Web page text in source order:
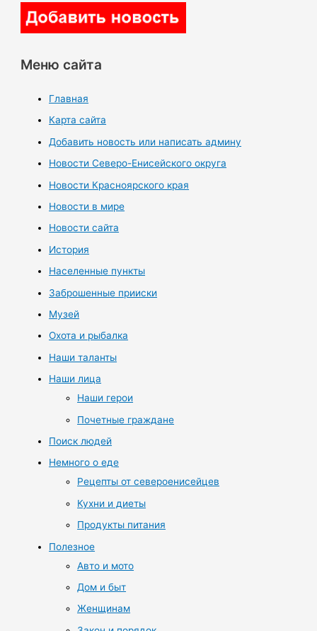
Меню сайта
Главная
Карта сайта
Добавить новость или написать админу
Новости Северо-Енисейского округа
Новости Красноярского края
Новости в мире
Новости сайта
История
Населенные пункты
Заброшенные прииски
Музей
Охота и рыбалка
Наши таланты
Наши лица
Наши герои
Почетные граждане
Поиск людей
Немного о еде
Рецепты от североенисейцев
Кухни и диеты
Продукты питания
Полезное
Авто и мото
Дом и быт
Женщинам